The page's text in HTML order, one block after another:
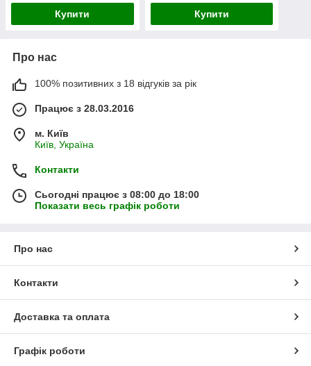
Купити Купити
Про нас
100% позитивних з 18 відгуків за рік
Працює з 28.03.2016
м. Київ
Київ, Україна
Контакти
Сьогодні працює з 08:00 до 18:00
Показати весь графік роботи
Про нас
Контакти
Доставка та оплата
Графік роботи